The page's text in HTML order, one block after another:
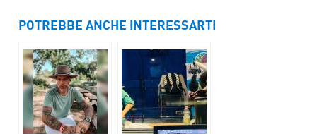
POTREBBE ANCHE INTERESSARTI